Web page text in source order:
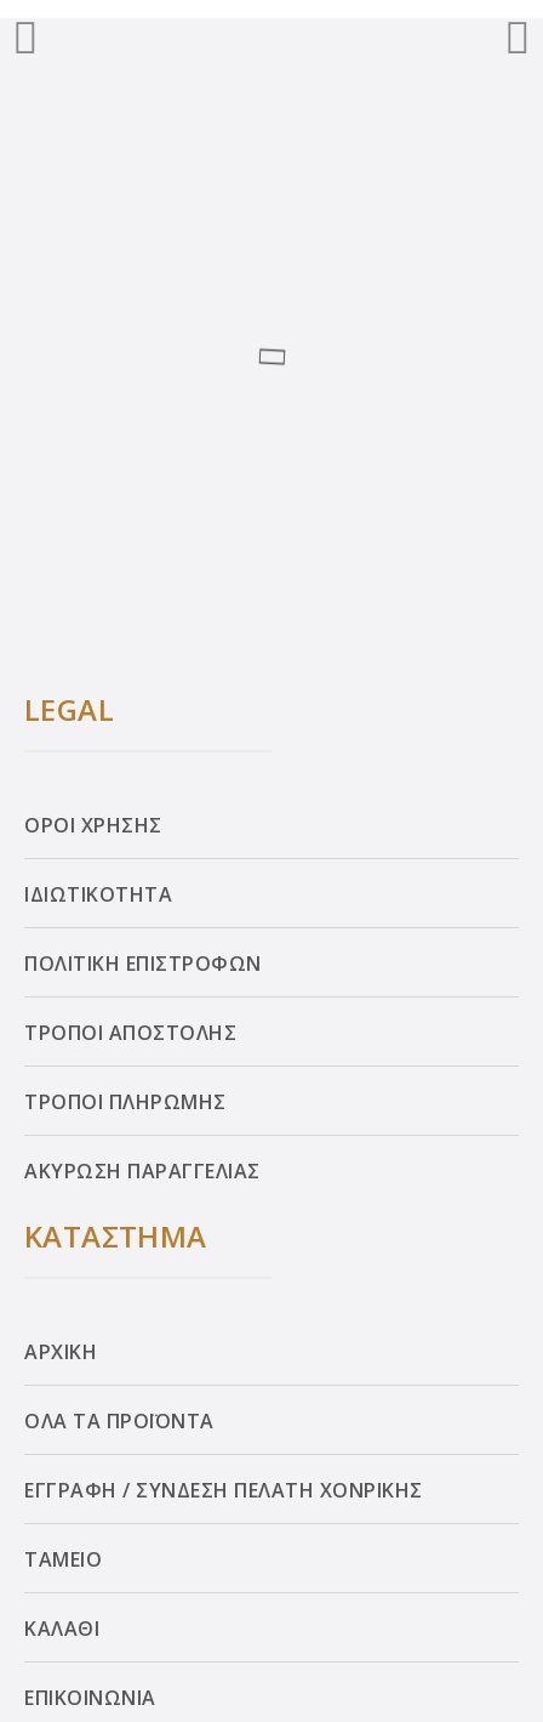
LEGAL
ΟΡΟΙ ΧΡΗΣΗΣ
ΙΔΙΩΤΙΚΟΤΗΤΑ
ΠΟΛΙΤΙΚΗ ΕΠΙΣΤΡΟΦΩΝ
ΤΡΟΠΟΙ ΑΠΟΣΤΟΛΗΣ
ΤΡΟΠΟΙ ΠΛΗΡΩΜΗΣ
ΑΚΥΡΩΣΗ ΠΑΡΑΓΓΕΛΙΑΣ
ΚΑΤΑΣΤΗΜΑ
ΑΡΧΙΚΗ
ΟΛΑ ΤΑ ΠΡΟΪΟΝΤΑ
ΕΓΓΡΑΦΗ / ΣΥΝΔΕΣΗ ΠΕΛΑΤΗ ΧΟΝΡΙΚΗΣ
ΤΑΜΕΙΟ
ΚΑΛΑΘΙ
ΕΠΙΚΟΙΝΩΝΙΑ